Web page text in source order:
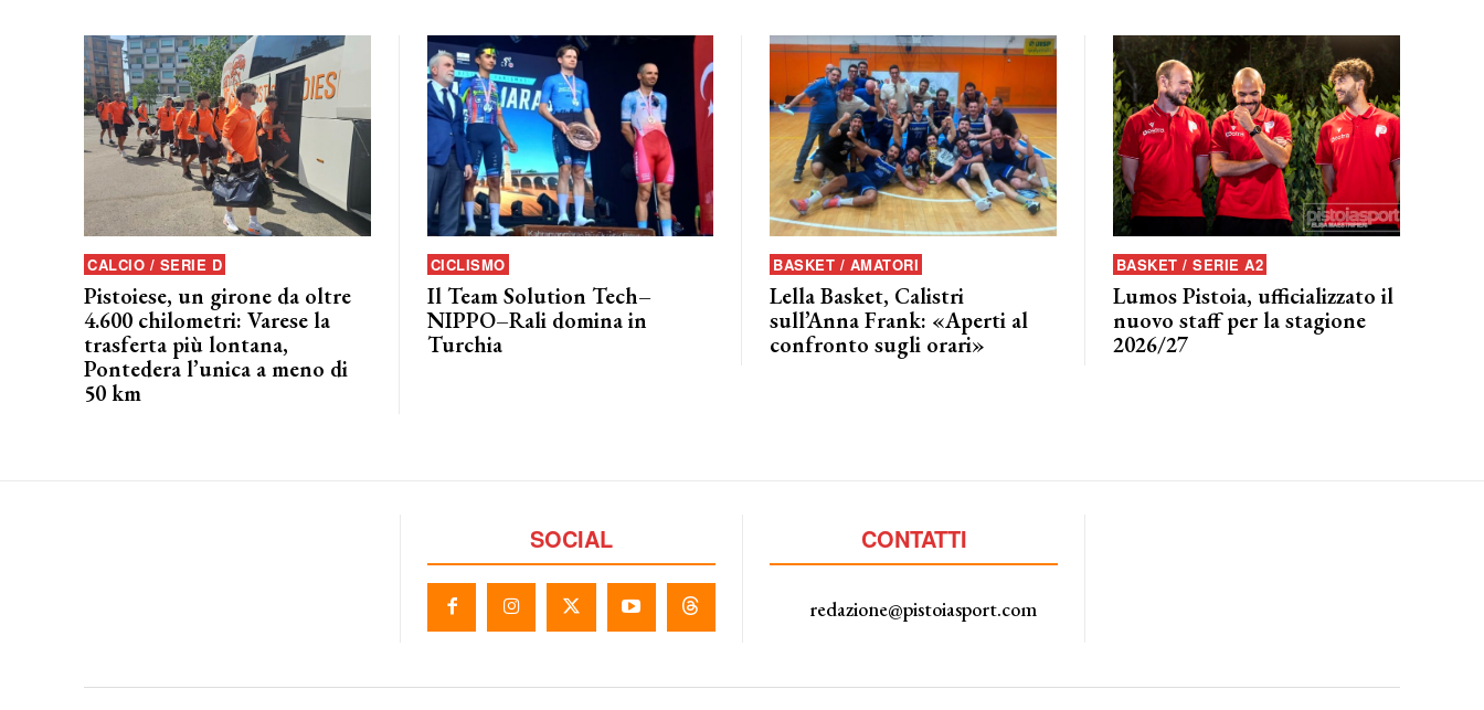
CALCIO / SERIE D
Pistoiese, un girone da oltre
4.600 chilometri: Varese la
trasferta più lontana,
Pontedera l’unica a meno di
50 km
CICLISMO
Il Team Solution Tech–
NIPPO–Rali domina in
Turchia
BASKET / AMATORI
Lella Basket, Calistri
sull’Anna Frank: «Aperti al
confronto sugli orari»
BASKET / SERIE A2
Lumos Pistoia, ufficializzato il
nuovo staff per la stagione
2026/27
SOCIAL CONTATTI
redazione@pistoiasport.com